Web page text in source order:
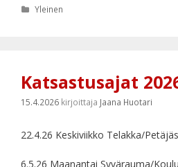
Kategoriat
Yleinen
Katsastusajat
15.4.2026 kirjoittaja Jaana Huotari
22.4.26 Keskiviikko Telakka/
6.5.26 Maanantai Syvärauma/